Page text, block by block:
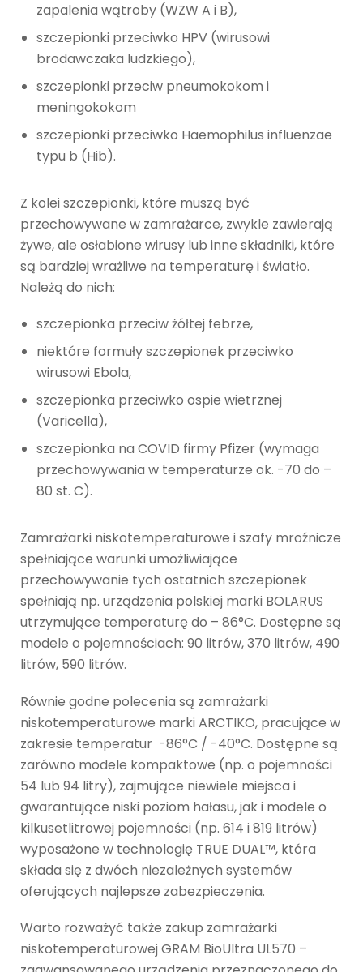
zapalenia wątroby (WZW A i B),
szczepionki przeciwko HPV (wirusowi
brodawczaka ludzkiego),
szczepionki przeciw pneumokokom i
meningokokom
szczepionki przeciwko Haemophilus influenzae
typu b (Hib).
Z kolei szczepionki, które muszą być
przechowywane w zamrażarce, zwykle zawierają
żywe, ale osłabione wirusy lub inne składniki, które
są bardziej wrażliwe na temperaturę i światło.
Należą do nich:
szczepionka przeciw żółtej febrze,
niektóre formuły szczepionek przeciwko
wirusowi Ebola,
szczepionka przeciwko ospie wietrznej
(Varicella),
szczepionka na COVID firmy Pfizer (wymaga
przechowywania w temperaturze ok. -70 do –
80 st. C).
Zamrażarki niskotemperaturowe i szafy mroźnicze
spełniające warunki umożliwiające
przechowywanie tych ostatnich szczepionek
spełniają np. urządzenia polskiej marki BOLARUS
utrzymujące temperaturę do – 86°C. Dostępne są
modele o pojemnościach: 90 litrów, 370 litrów, 490
litrów, 590 litrów.
Równie godne polecenia są zamrażarki
niskotemperaturowe marki ARCTIKO, pracujące w
zakresie temperatur -86°C / -40°C. Dostępne są
zarówno modele kompaktowe (np. o pojemności
54 lub 94 litry), zajmujące niewiele miejsca i
gwarantujące niski poziom hałasu, jak i modele o
kilkusetlitrowej pojemności (np. 614 i 819 litrów)
wyposażone w technologię TRUE DUAL™, która
składa się z dwóch niezależnych systemów
oferujących najlepsze zabezpieczenia.
Warto rozważyć także zakup zamrażarki
niskotemperaturowej GRAM BioUltra UL570 –